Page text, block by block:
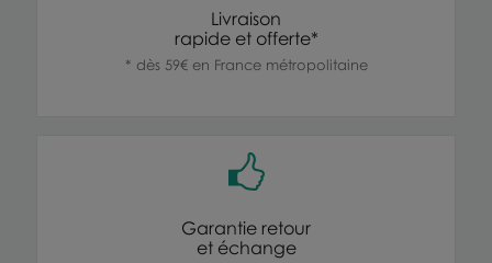
Livraison
rapide et offerte*
* dès 59€ en France métropolitaine
Garantie retour
et échange